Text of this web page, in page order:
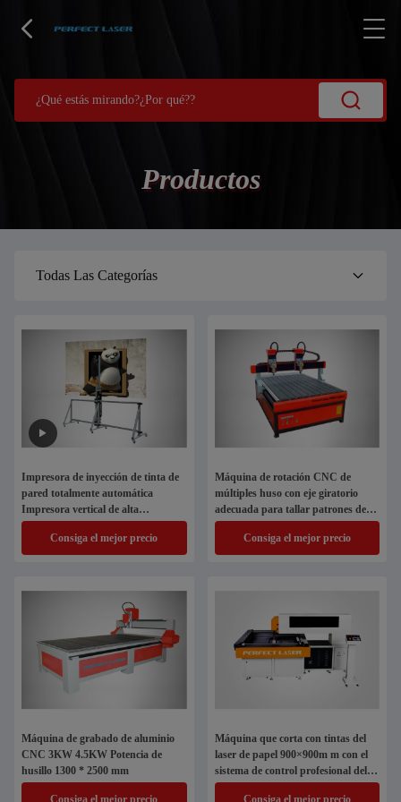
Productos
Todas Las Categorías
Impresora de inyección de tinta de
pared totalmente automática
Impresora vertical de alta
resolución Impresora de arte de
interior al aire libre
Consiga el mejor precio
Máquina de rotación CNC de
múltiples huso con eje giratorio
adecuada para tallar patrones de
alivio
Consiga el mejor precio
Máquina de grabado de aluminio
CNC 3KW 4.5KW Potencia de
husillo 1300 * 2500 mm
Consiga el mejor precio
Máquina que corta con tintas del
laser de papel 900×900m m con el
sistema de control profesional del
CNC
Consiga el mejor precio